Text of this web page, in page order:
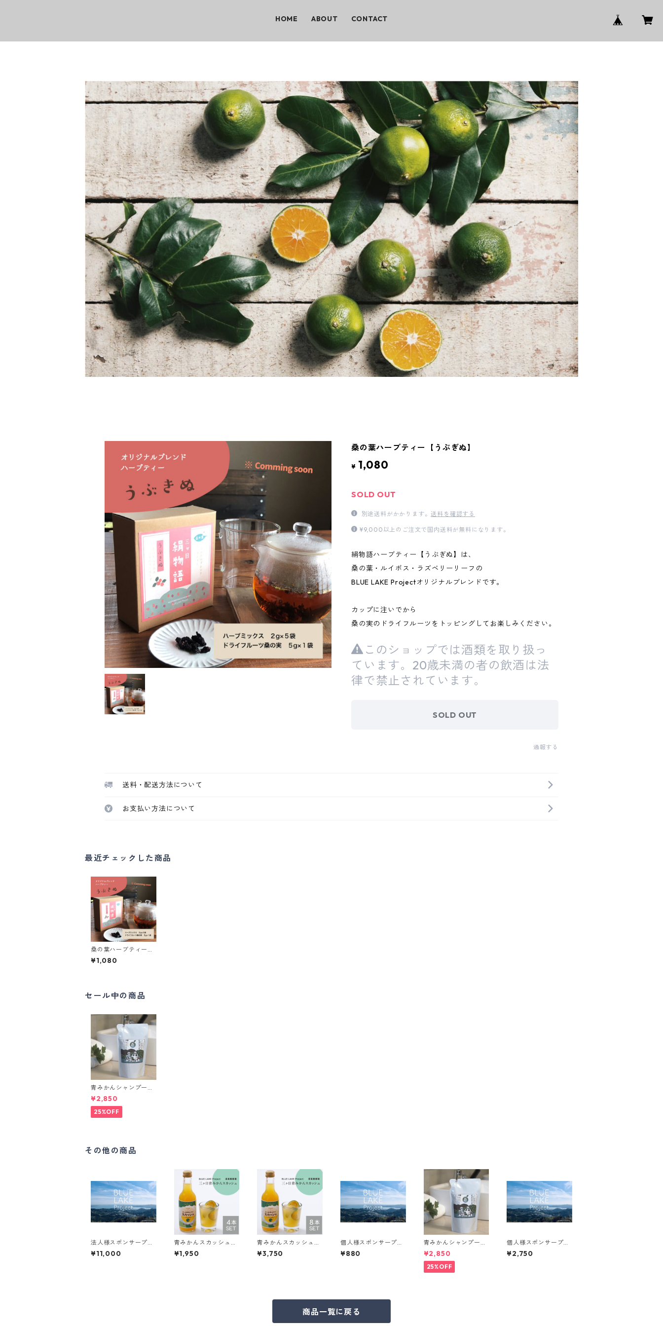
HOME ABOUT CONTACT
桑の葉ハーブティー【うぶぎぬ】
¥ 1,080
SOLD OUT
別途送料がかかります。送料を確認する
¥9,000以上のご注文で国内送料が無料になります。
絹物語ハーブティー【うぶぎぬ】は、
桑の葉・ルイボス・ラズベリーリーフの
BLUE LAKE Projectオリジナルブレンドです。
カップに注いでから
桑の実のドライフルーツをトッピングしてお楽しみください。
このショップでは酒類を取り扱っ
ています。20歳未満の者の飲酒は法
律で禁止されています。
SOLD OUT
通報する
送料・配送方法について
お支払い方法について
最近チェックした商品
桑の葉ハーブティー
【うぶぎぬ】
¥1,080
セール中の商品
青みかんシャンプー
《蒼》BLUE LAKE Pro
ject 設立6周年 感謝セ
ール
¥2,850
25%OFF
その他の商品
法人様スポンサープラ
ン
¥11,000
青みかんスカッシュ
【4本/専用箱入り】
¥1,950
青みかんスカッシュ
【8本/専用箱入り】
¥3,750
個人様スポンサープラ
ン ①
¥880
青みかんシャンプー
《蒼》BLUE LAKE Pro
ject 設立6周年 感謝セ
ール
¥2,850
25%OFF
個人様スポンサープラ
ン ②
¥2,750
商品一覧に戻る